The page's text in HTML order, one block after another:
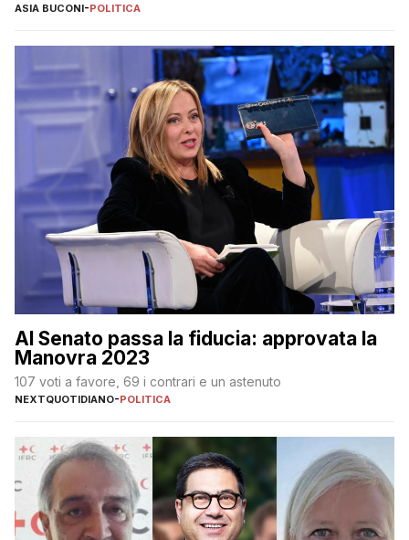
ASIA BUCONI-POLITICA
Al Senato passa la fiducia: approvata la
Manovra 2023
107 voti a favore, 69 i contrari e un astenuto
NEXTQUOTIDIANO-POLITICA